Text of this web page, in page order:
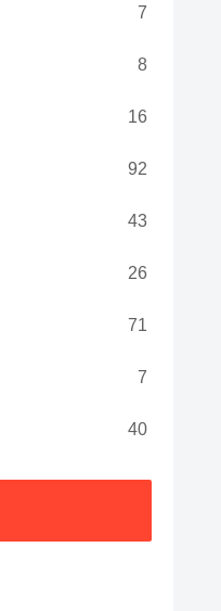
7
8
16
92
43
26
71
7
40